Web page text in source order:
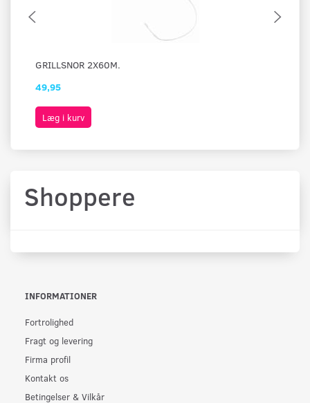
GRILLSNOR 2X60M.
49,95
Læg i kurv
Shoppere
INFORMATIONER
Fortrolighed
Fragt og levering
Firma profil
Kontakt os
Betingelser & Vilkår